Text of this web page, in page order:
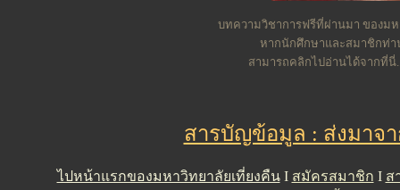
บทความวิชาการฟรีที่ผ่านมา ของม
หากนักศึกษาและสมาชิกท่า
สามารถคลิกไปอ่านได้จากที่
สารบัญข้อมูล : ส่งมาจ
ไปหน้าแรกของมหาวิทยาลัยเที่ยงคืนI สมัครสมาชิก I ส